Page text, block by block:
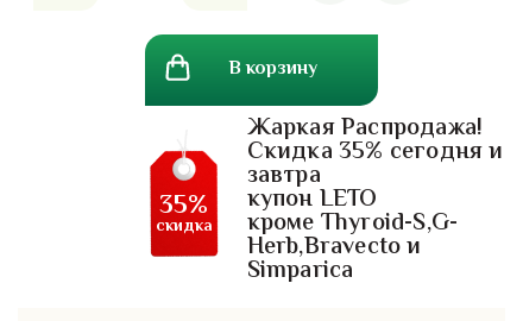
В корзину
Жаркая Распродажа!
Скидка 35% сегодня и
завтра
купон LETO
кроме Thyroid-S,G-
Herb,Bravecto и
Simparica
35%
скидка